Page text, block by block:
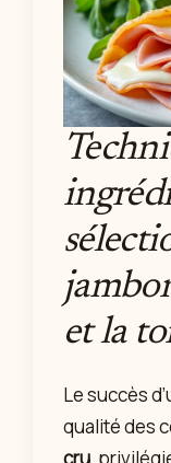
et la
Le succès
qualité des
cru,